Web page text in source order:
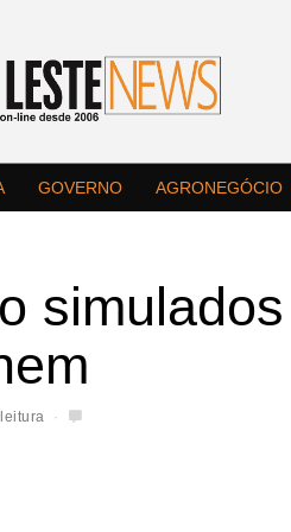
GOVERNO AGRONEGÓCIO
simulados